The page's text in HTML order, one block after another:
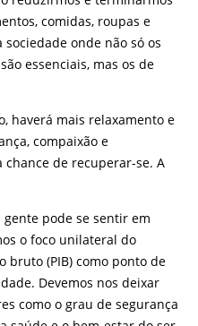
comidas, roupas e
onde não só os
essenciais, mas os de
haverá mais relaxamento e
compaixão e
de recuperar-se. A
pode se sentir em
o foco unilateral do
(PIB) como ponto de
Devemos nos deixar
como o grau de segurança